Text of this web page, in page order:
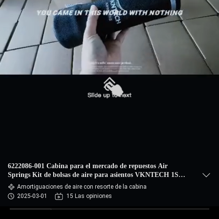
6222086-001 Cabina para el mercado de repuestos Air
Springs Kit de bolsas de aire para asientos VKNTECH 1S
1108Amortiguaciones de aire con resorte de la cabina
2025-03-01
15 Las opiniones